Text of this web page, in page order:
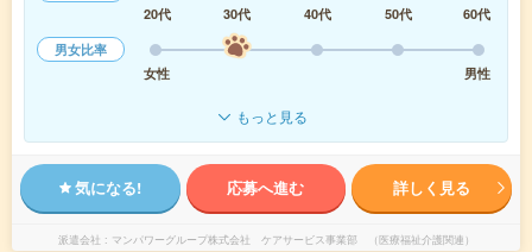
20代
30代 40代 50代
60代
男女比率
女性
男性
もっと見る
気になる! 応募へ進む 詳しく見る
派遣会社 マンパワーグループ株式会社 ケアサービス事業部 （医療福祉介護関連）